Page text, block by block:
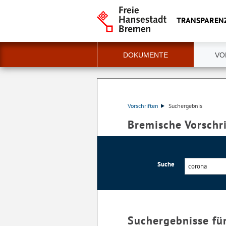
DOKUMENTE
Vorschriften Suchergebnis
Bremische
Suche
Suchergebnisse